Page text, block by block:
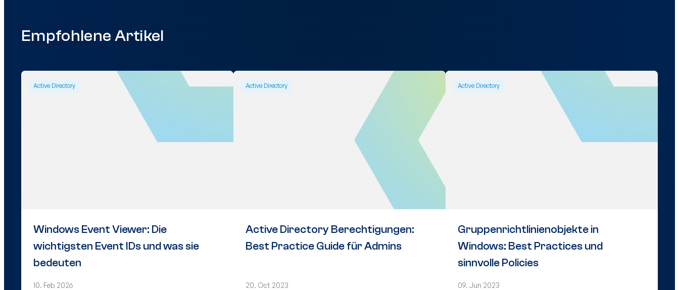
Empfohlene Artikel
Active Directory
Windows Event Viewer: Die
wichtigsten Event IDs und was sie
bedeuten
10. Feb 2026
Active Directory
Active Directory Berechtigungen:
Best Practice Guide für Admins
20. Oct 2023
Active Directory
Gruppenrichtlinienobjekte in
Windows: Best Practices und
sinnvolle Policies
09. Jun 2023